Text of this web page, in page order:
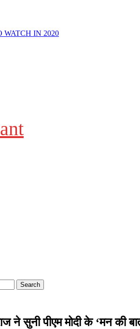
WATCH IN 2020
ने सुनी पीएम मोदी के ‘मन की